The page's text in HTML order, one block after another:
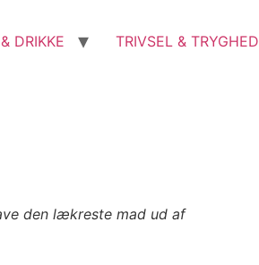
DRIKKE TRIVSEL & TRYGHED
den lækreste mad ud af